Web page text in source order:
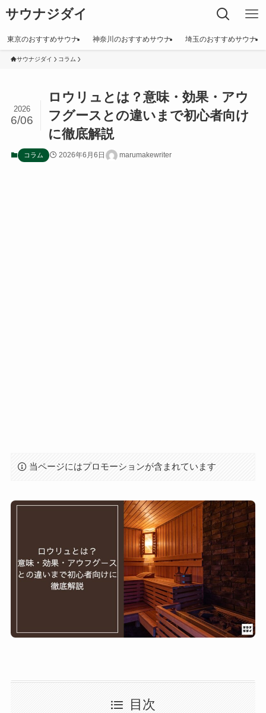
サウナジダイ
東京のおすすめサウナ 神奈川のおすすめサウナ 埼玉のおすすめサウナ
サウナジダイ コラム
ロウリュとは？意味・効果・アウ
フグースとの違いまで初心者向け
に徹底解説
2026
6/06
コラム 2026年6月6日 marumakewriter
当ページにはプロモーションが含まれています
目次